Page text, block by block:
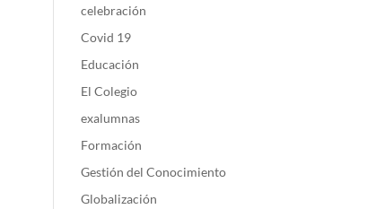
celebración
Covid 19
Educación
El Colegio
exalumnas
Formación
Gestión del Conocimiento
Globalización